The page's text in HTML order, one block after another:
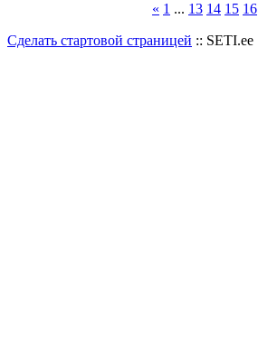
« 1 ... 13 14 15 16
Сделать стартовой страницей :: SETI.ee